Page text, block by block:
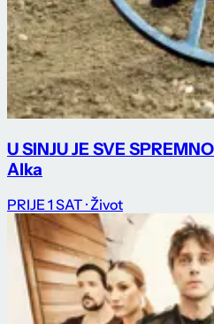
U SINJU JE SVE
Alka
PRIJE 1 SAT · Život